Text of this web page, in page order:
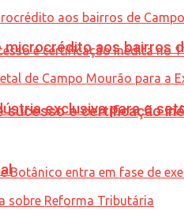
e certificação
aos bairros
exclusiva para o